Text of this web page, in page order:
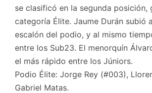
se clasificó en la segunda posición,
categoría Élite. Jaume Durán subió
escalón del podio, y al mismo
entre los Sub23. El menorquín
el más rápido entre los Júniors.
Podio Élite: Jorge Rey (#003),
Gabriel Matas.